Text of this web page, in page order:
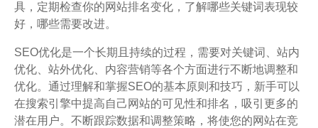
具，定期检查你的网站排名变化，了解哪些关键词表现较
好，哪些需要改进。
SEO优化是一个长期且持续的过程，需要对关键词、站内
优化、站外优化、内容营销等各个方面进行不断地调整和
优化。通过理解和掌握SEO的基本原则和技巧，新手可以
在搜索引擎中提高自己网站的可见性和排名，吸引更多的
潜在用户。不断跟踪数据和调整策略，将使您的网站在竞